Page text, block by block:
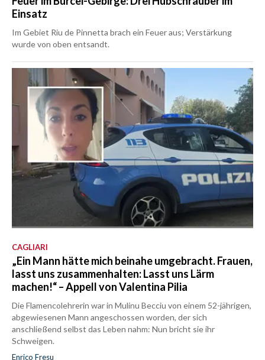
Einsatz
Im Gebiet Riu de Pinnetta brach ein Feuer aus; Verstärkung
wurde von oben entsandt.
CAGLIARI
„Ein Mann hätte mich beinahe umgebracht. Frauen,
lasst uns zusammenhalten: Lasst uns Lärm
machen!“ – Appell von Valentina Pilia
Die Flamencolehrerin war in Mulinu Becciu von einem 52-jährigen,
abgewiesenen Mann angeschossen worden, der sich
anschließend selbst das Leben nahm: Nun bricht sie ihr
Schweigen.
Enrico Fresu